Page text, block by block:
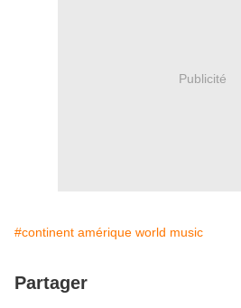
Publicité
#continent amérique world music
Partager